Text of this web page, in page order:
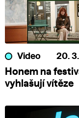
Video 20.
Honem na
vyhlašují vítěze